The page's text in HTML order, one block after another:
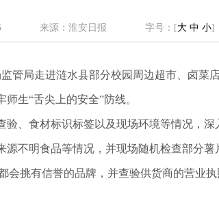
25 来源：淮安日报 字号：[大 中 小]
管局走进涟水县部分校园周边超市、卤菜
生“舌尖上的安全”防线。
、食材标识标签以及现场环境等情况，
不明食品等情况，并现场随机检查部分
会挑有信誉的品牌，并查验供货商的营业